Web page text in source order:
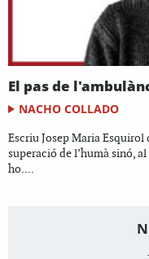
El pas de
NACHO COLLADO
Escriu Josep Maria
superació de l’humà sinó,
ho....